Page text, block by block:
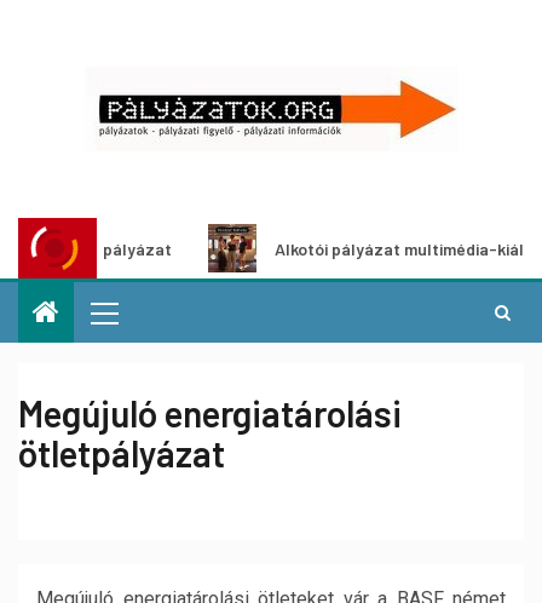
ötletpályázat Alkotói pályázat multimédia-kiállításhoz
Megújuló energiatárolási
ötletpályázat